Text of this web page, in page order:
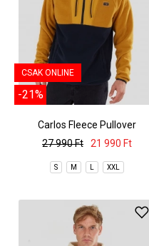
CSAK ONLINE
-21%
Carlos Fleece Pullover
27 990 Ft
21 990 Ft
S M L XXL